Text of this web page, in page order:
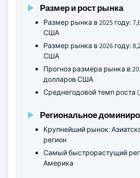
Размер и рост рынка
Размер рынка в 2025 году:
США
Размер рынка в 2026 году:
США
Прогноз размера рынка в
долларов США
Среднегодовой темп роста
Региональное
Крупнейший рынок:
регион
Самый быстрорастущий
Америка